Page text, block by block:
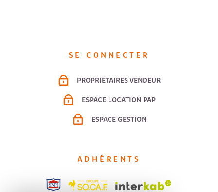
SE CONNECTER
PROPRIÉTAIRES VENDEUR
ESPACE LOCATION PAP
ESPACE GESTION
ADHÉRENTS